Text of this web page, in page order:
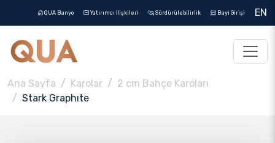
QUA Banyo Yatırımcı İlişkileri Sürdürülebilirlik Bayi Girişi EN
Ana Sayfa Karolar
2 cm Bahçe Karoları
Stark Graphıte